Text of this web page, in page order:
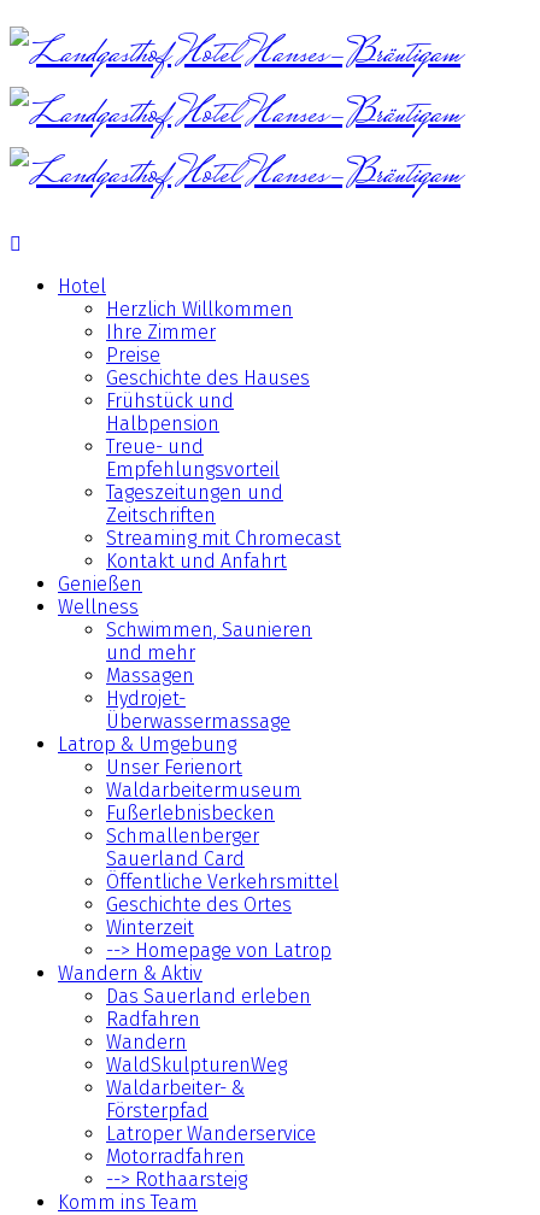
Hotel
Herzlich Willkommen
Ihre Zimmer
Preise
Geschichte des Hauses
Frühstück und
Halbpension
Treue- und
Empfehlungsvorteil
Tageszeitungen und
Zeitschriften
Streaming mit Chromecast
Kontakt und Anfahrt
Genießen
Wellness
Schwimmen, Saunieren
und mehr
Massagen
Hydrojet-
Überwassermassage
Latrop & Umgebung
Unser Ferienort
Waldarbeitermuseum
Fußerlebnisbecken
Schmallenberger
Sauerland Card
Öffentliche Verkehrsmittel
Geschichte des Ortes
Winterzeit
--> Homepage von Latrop
Wandern & Aktiv
Das Sauerland erleben
Radfahren
Wandern
WaldSkulpturenWeg
Waldarbeiter- &
Försterpfad
Latroper Wanderservice
Motorradfahren
--> Rothaarsteig
Komm ins Team